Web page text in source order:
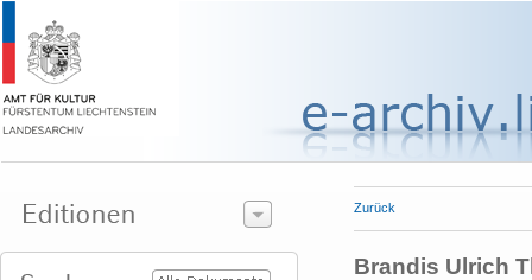
Zurück
Brandis Ulrich